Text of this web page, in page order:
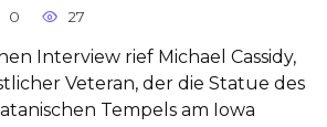
0 27
Interview rief Michael Cassidy,
Veteran, der die Statue des
Tempels am Iowa